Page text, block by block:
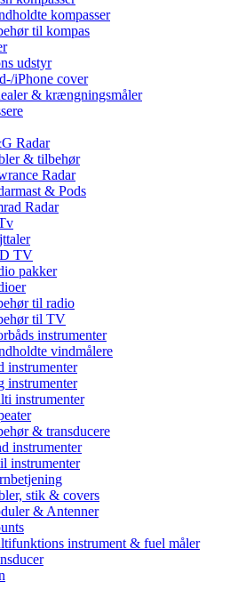
kompasser
til kompas
udstyr
iPhone cover
& krængningsmåler
Radar
& tilbehør
Radar
& Pods
Radar
TV
pakker
til radio
til TV
instrumenter
vindmålere
instrumenter
instrumenter
instrumenter
& transducere
instrumenter
instrumenter
stik & covers
& Antenner
instrument & fuel måler